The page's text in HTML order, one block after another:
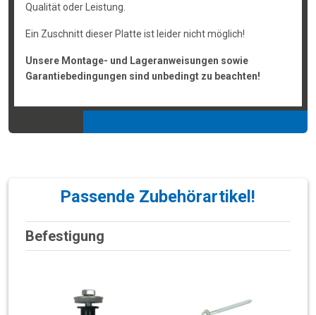
Qualität oder Leistung.
Ein Zuschnitt dieser Platte ist leider nicht möglich!
Unsere Montage- und Lageranweisungen sowie
Garantiebedingungen sind unbedingt zu beachten!
Passende Zubehörartikel!
Befestigung